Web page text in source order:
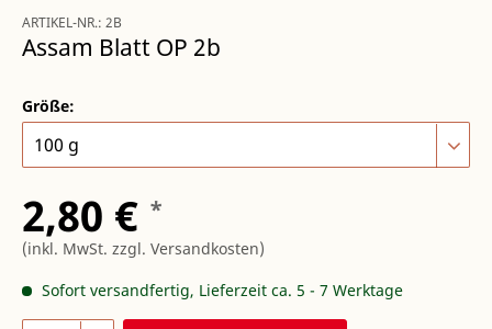
ARTIKEL-NR.: 2B
Assam Blatt OP 2b
Größe:
2,80 € *
(inkl. MwSt. zzgl. Versandkosten)
Sofort versandfertig, Lieferzeit ca. 5 - 7 Werktage